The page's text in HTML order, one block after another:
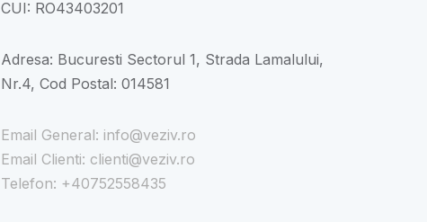
CUI: RO43403201
Adresa: Bucuresti Sectorul 1, Strada Lamalului,
Nr.4, Cod Postal: 014581
Email General: info@veziv.ro
Email Clienti: clienti@veziv.ro
Telefon: +40752558435